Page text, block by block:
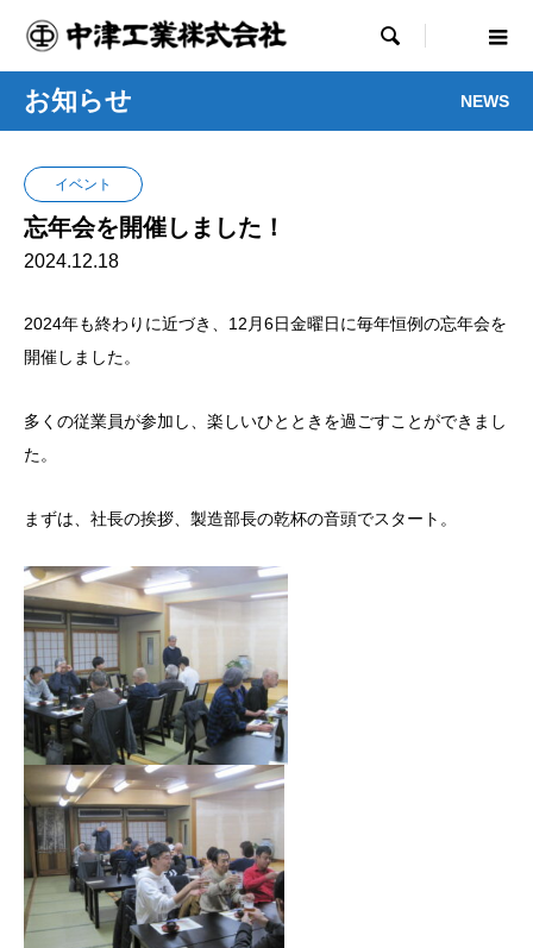

お知らせ NEWS
イベント
忘年会を開催しました！
2024.12.18
2024年も終わりに近づき、12月6日金曜日に毎年恒例の忘年会を
開催しました。
多くの従業員が参加し、楽しいひとときを過ごすことができまし
た。
まずは、社長の挨拶、製造部長の乾杯の音頭でスタート。